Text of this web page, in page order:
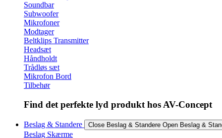
Soundbar
Subwoofer
Mikrofoner
Modtager
Beltklips Transmitter
Headsæt
Håndholdt
Trådløs sæt
Mikrofon Bord
Tilbehør
Find det perfekte lyd produkt hos AV-Concept
Beslag & Standere Close Beslag & Standere Open Beslag &
Beslag Skærme